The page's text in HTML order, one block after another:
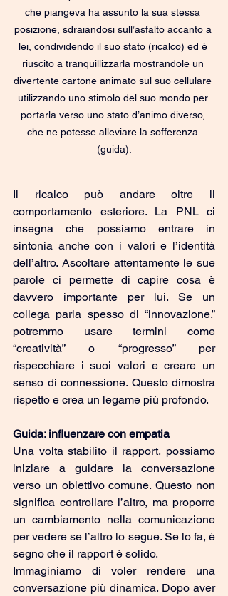
che piangeva ha assunto la sua stessa
posizione, sdraiandosi sull’asfalto accanto a
lei, condividendo il suo stato (ricalco) ed è
riuscito a tranquillizzarla mostrandole un
divertente cartone animato sul suo cellulare
utilizzando uno stimolo del suo mondo per
portarla verso uno stato d’animo diverso,
che ne potesse alleviare la sofferenza
(guida).
Il ricalco può andare oltre il
comportamento esteriore. La PNL ci
insegna che possiamo entrare in
sintonia anche con i valori e l’identità
dell’altro. Ascoltare attentamente le sue
parole ci permette di capire cosa è
davvero importante per lui. Se un
collega parla spesso di “innovazione,”
potremmo usare termini come
“creatività” o “progresso” per
rispecchiare i suoi valori e creare un
senso di connessione. Questo dimostra
rispetto e crea un legame più profondo.
Guida: influenzare con empatia
Una volta stabilito il rapport, possiamo
iniziare a guidare la conversazione
verso un obiettivo comune. Questo non
significa controllare l’altro, ma proporre
un cambiamento nella comunicazione
per vedere se l’altro lo segue. Se lo fa, è
segno che il rapport è solido.
Immaginiamo di voler rendere una
conversazione più dinamica. Dopo aver